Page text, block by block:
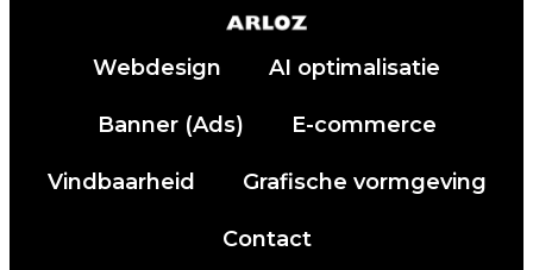
Webdesign AI optimalisatie
Banner (Ads) E-commerce
Vindbaarheid Grafische vormgeving
Contact